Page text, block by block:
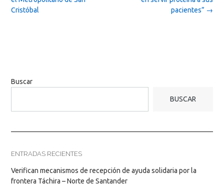
pacientes” →
Cristóbal
Buscar
BUSCAR
ENTRADAS RECIENTES
Verifican mecanismos de recepción de ayuda solidaria por la
frontera Táchira – Norte de Santander